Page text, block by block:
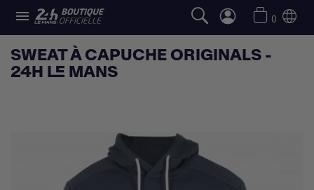
 0
SWEAT À CAPUCHE ORIGINALS -
24H LE MANS